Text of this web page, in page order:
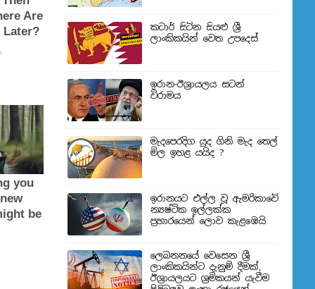
කටාර් සිටින සියළු ශ්‍රී
ලාංකිකයින් වෙත උපදෙස්
ඉරාන-ඊශ්‍රායලය සටන්
විරාමය
මැදපෙරදිග යුද ගිනි මැද තෙල්
මිල ඉහළ යයිද ?
ඉරානයට එල්ල වූ ඇමරිකාවේ
න්‍යෂ්ටික ඉල්ලක්ක
ප්‍රහාරයෙන් ලොව කැළඹෙයි
ලෙබනනයේ වෙසෙන ශ්‍රී
ලාංකිකයින්ට දැනුම් දීමක්,
ඊශ්‍රායලයට ශ්‍රමිකයන් යැවීම